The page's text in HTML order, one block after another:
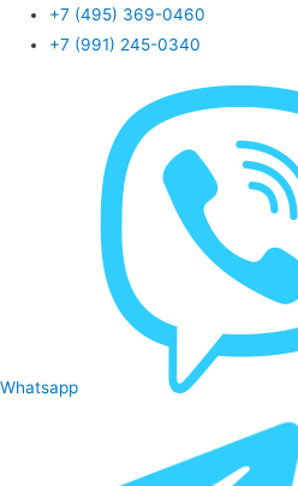
+7 (495) 369-0460
+7 (991) 245-0340
Whatsapp